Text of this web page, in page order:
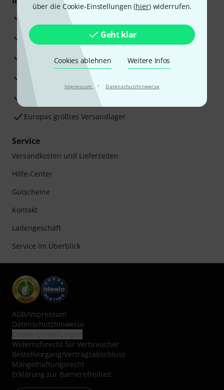
über die Cookie-Einstellungen (hier) widerrufen.
Geht klar
Cookies ablehnen Weitere Infos
Impressum · Datenschutzhinweise
3 Jahre Thomann Garantie
30 Tage Money-Back-Garantie
Reparaturservice
Beratung durch Fachexperten
Zufriedenheitsgarantie
Europas größtes Versandlager
Service
Versandkosten und Lieferzeiten
Hilfe-Center
Gutscheine
Kontakt
Ladengeschäft
Service im Überblick
AGB/Impressum
Datenschutzhinweise
Widerrufsrecht für Verbraucher
Bestellvorgang/Vertragsabschluss
Mängelhaftungsrecht
Erklärung zur Barrierefreiheit